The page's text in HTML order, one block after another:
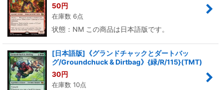
50円
在庫数 6点
状態：NM この商品は日本語版です。
[日本語版]《グランドチャックとダートバッ
グ/Groundchuck & Dirtbag》{緑/R/115}(TMT)
30円
在庫数 10点